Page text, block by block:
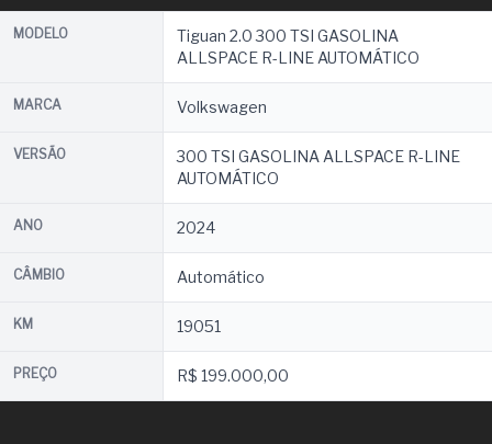
MODELO
Tiguan 2.0 300 TSI GASOLINA
ALLSPACE R-LINE AUTOMÁTICO
MARCA Volkswagen
VERSÃO
300 TSI GASOLINA ALLSPACE R-LINE
AUTOMÁTICO
ANO 2024
CÂMBIO Automático
KM 19051
PREÇO R$ 199.000,00